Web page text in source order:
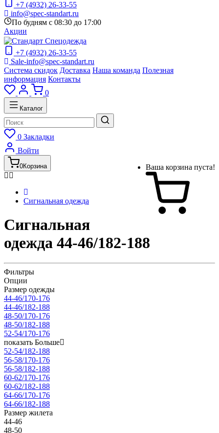
+7 (4932) 26-33-55
info@spec-standart.ru
По будням с 08:30 до 17:00
Акции
+7 (4932) 26-33-55
Sale-info@spec-standart.ru
Система скидок Доставка Наша команда Полезная
информация Контакты
0
Каталог
0 Закладки
Войти
0Корзина Ваша корзина пуста!
Сигнальная одежда
Сигнальная
одежда 44-46/182-188
Фильтры
Опции
Размер одежды
44-46/170-176
44-46/182-188
48-50/170-176
48-50/182-188
52-54/170-176
показать Больше
52-54/182-188
56-58/170-176
56-58/182-188
60-62/170-176
60-62/182-188
64-66/170-176
64-66/182-188
Размер жилета
44-46
48-50